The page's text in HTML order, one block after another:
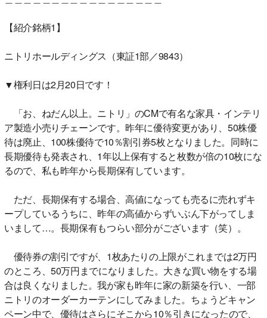
【紹介銘柄1】
ニトリホールディングス（東証1部／9843）
▼権利日は2月20日です！
「お、ねだん以上。ニトリ」のCMで有名な家具・インテリ
ア製造小売りチェーンです。昨年に優待変更があり、50株優
待は廃止、100株優待で10％割引券5枚となりました。同時に
長期優待も発表され、1年以上保有すると枚数が倍の10枚にな
るので、私も昨年から長期保有しています。
ただ、長期保有する場合、高値になっても売るに売れずキ
ープしているうちに、昨年の高値からずいぶん下がってしま
いまして…。長期保有もつらい部分がございます（笑）。
優待券の割引ですが、1枚あたりの上限がこれまでは2万円
のところ、50万円までになりました。大きな買い物をする場
合は良くなりました。我が家も昨年に家の新築を行い、一部
ニトリのオーダーカーテンにしてみました。ちょうどキャン
ペーン中で、優待はさらにそこから10％引きになったので、